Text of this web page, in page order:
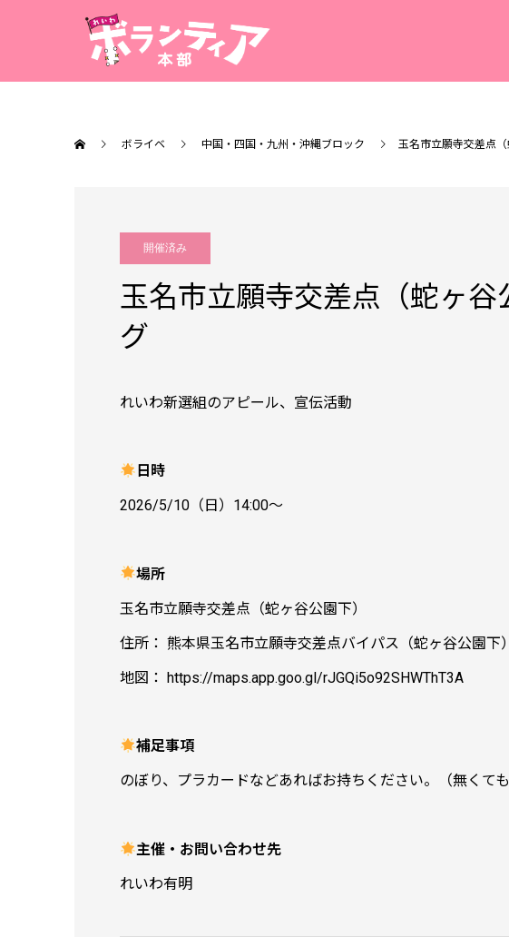
ボライベ 中国・四国・九州・沖縄ブロック 玉名市立願寺交差点
開催済み
玉名市立願寺交差点（蛇ヶ
グ
れいわ新選組のアピール、宣伝活動
日時
2026/5/10（日）14:00〜
場所
玉名市立願寺交差点（蛇ヶ谷公園下）
住所： 熊本県玉名市立願寺交差点バイパス（蛇ヶ谷公園下）
地図： https://maps.app.goo.gl/rJGQi5o92SHWThT3A
補足事項
のぼり、プラカードなどあればお持ちください。（無くても
主催・お問い合わせ先
れいわ有明